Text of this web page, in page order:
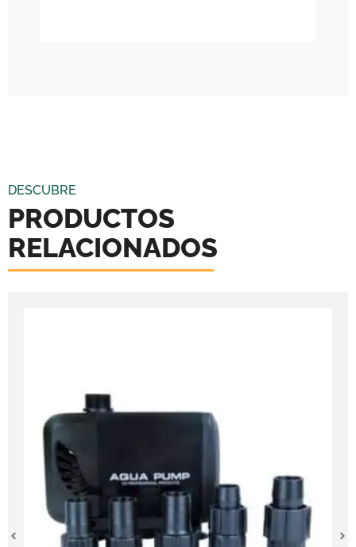
DESCUBRE
PRODUCTOS
RELACIONADOS